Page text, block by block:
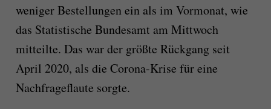
weniger Bestellungen ein als im Vormonat, wie
das Statistische Bundesamt am Mittwoch
mitteilte. Das war der größte Rückgang seit
April 2020, als die Corona-Krise für eine
Nachfrageflaute sorgte.